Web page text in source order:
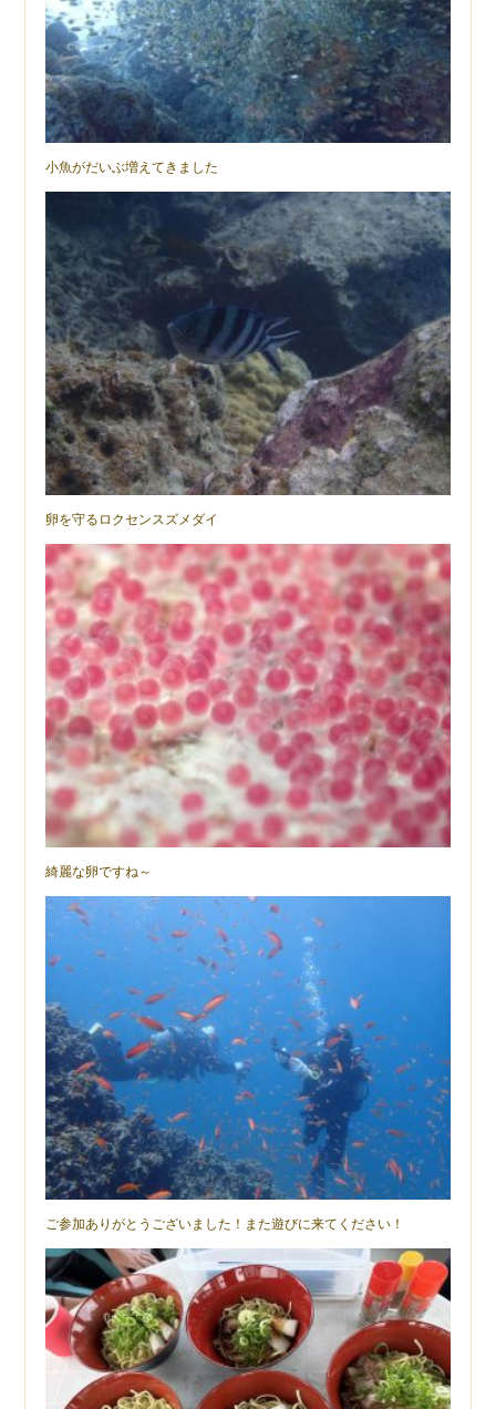
小魚がだいぶ増えてきました
卵を守るロクセンスズメダイ
綺麗な卵ですね～
ご参加ありがとうございました！また遊びに来てください！